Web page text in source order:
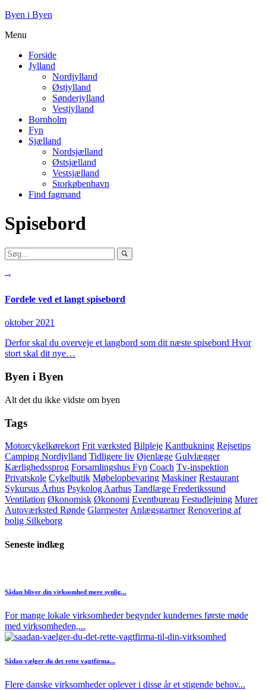
Byen i Byen
Menu
Forside
Jylland
Nordjylland
Østjylland
Sønderjylland
Vestjylland
Bornholm
Fyn
Sjælland
Nordsjælland
Østsjælland
Vestsjælland
Storkøbenhavn
Find fagmand
Spisebord
Fordele ved et langt spisebord
oktober 2021
Derfor skal du overveje et langbord som dit næste spisebord Hvor
stort skal dit nye…
Byen i Byen
Alt det du ikke vidste om byen
Tags
Motorcykelkørekort Frit værksted Bilpleje Kantbukning Rejsetips
Camping Nordjylland Tidligere liv Øjenlæge Gulvlægger
Kærlighedssprog Forsamlingshus Fyn Coach Tv-inspektion
Privatskole Cykelbutik Møbelopbevaring Maskiner Restaurant
Sykursus Århus Psykolog Aarhus Tandlæge Frederikssund
Ventilation Økonomisk Økonomi Eventbureau Festudlejning Murer
Autoværksted Rønde Glarmester Anlægsgartner Renovering af
bolig Silkeborg
Seneste indlæg
Sådan bliver din virksomhed mere synlig...
For mange lokale virksomheder begynder kundernes første møde
med virksomheden,...
Sådan vælger du det rette vagtfirma...
Flere danske virksomheder oplever i disse år et stigende behov...